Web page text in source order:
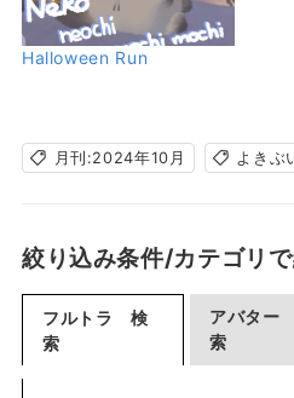
Halloween Run
月刊:2024年10月 よきぶ
絞り込み条件/カテゴリ
フルトラ 検
索
アバター
索